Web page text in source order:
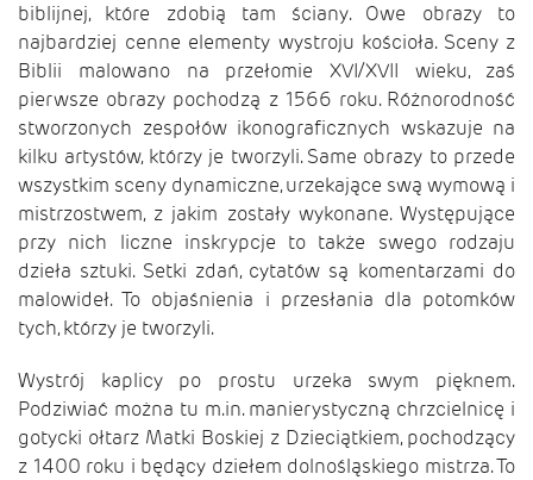
biblijnej, które zdobią tam ściany. Owe obrazy to
najbardziej cenne elementy wystroju kościoła. Sceny z
Biblii malowano na przełomie XVI/XVII wieku, zaś
pierwsze obrazy pochodzą z 1566 roku. Różnorodność
stworzonych zespołów ikonograficznych wskazuje na
kilku artystów, którzy je tworzyli. Same obrazy to przede
wszystkim sceny dynamiczne, urzekające swą wymową i
mistrzostwem, z jakim zostały wykonane. Występujące
przy nich liczne inskrypcje to także swego rodzaju
dzieła sztuki. Setki zdań, cytatów są komentarzami do
malowideł. To objaśnienia i przesłania dla potomków
tych, którzy je tworzyli.
Wystrój kaplicy po prostu urzeka swym pięknem.
Podziwiać można tu m.in. manierystyczną chrzcielnicę i
gotycki ołtarz Matki Boskiej z Dzieciątkiem, pochodzący
z 1400 roku i będący dziełem dolnośląskiego mistrza. To